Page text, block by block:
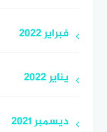
فبراير 2022
يناير 2022
ديسمبر 2021